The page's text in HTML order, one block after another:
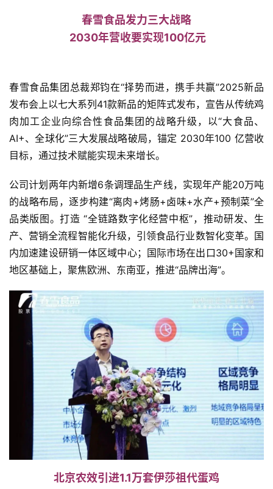
春雪食品发力三大战略
2030年营收要实现100亿元
春雪食品集团总裁郑钧在“择势而进，携手共赢”2025新品
发布会上以七大系列41款新品的矩阵式发布，宣告从传统鸡
肉加工企业向综合性食品集团的战略升级，以“大食品、
AI+、全球化”三大发展战略破局，锚定 2030年100 亿营收
目标，通过技术赋能实现未来增长。
公司计划两年内新增6条调理品生产线，实现年产能20万吨
的战略布局，逐步构建“离肉+烤肠+卤味+水产+预制菜”全
品类版图。打造 “全链路数字化经营中枢”，推动研发、生
产、营销全流程智能化升级，引领食品行业数智化变革。国
内加速建设研销一体区域中心；国际市场在出口30+国家和
地区基础上，聚焦欧洲、东南亚，推进“品牌出海”。
北京农效引进1.1万套伊莎祖代蛋鸡